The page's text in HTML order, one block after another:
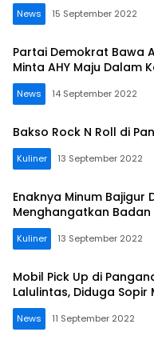
News 15 September 2022
Partai Demokrat Bawa
Minta AHY Maju Dalam
News 14 September 2022
Bakso Rock N Roll di
Kuliner 13 September 2022
Enaknya Minum Bajigur
Menghangatkan Badan
Kuliner 13 September 2022
Mobil Pick Up di
Lalulintas, Diduga Sopir
News 11 September 2022